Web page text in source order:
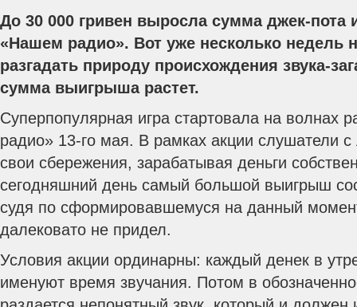
До 30 000 гривен выросла сумма джек-пота
«Нашем радио». Вот уже несколько недель
разгадать природу происхождения звука-
сумма выигрыша растет.
Суперпопулярная игра стартовала на волнах
радио» 13-го мая. В рамках акции слушатели с
свои сбережения, зарабатывая деньги
сегодняшний день самый большой выигрыш
судя по сформировавшемуся на данный
далековато не придел.
Условия акции ординарны: каждый денек в
именуют время звучания. Потом в